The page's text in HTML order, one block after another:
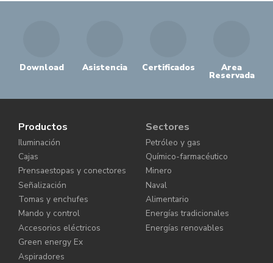
Download Asistencia Certificados Area
Reservada
Productos
Iluminación
Cajas
Prensaestopas y conectores
Señalización
Tomas y enchufes
Mando y control
Accesorios eléctricos
Green energy Ex
Aspiradores
Sectores
Petróleo y gas
Químico-farmacéutico
Minero
Naval
Alimentario
Energías tradicionales
Energías renovables